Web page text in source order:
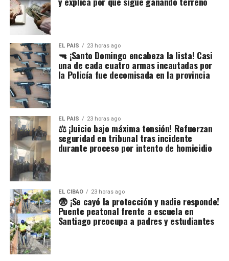
EL PAIS 23 horas ago
🔫 ¡Santo Domingo encabeza la lista! Casi
una de cada cuatro armas incautadas por
la Policía fue decomisada en la provincia
EL PAIS 23 horas ago
⚖️ ¡Juicio bajo máxima tensión! Refuerzan
seguridad en tribunal tras incidente
durante proceso por intento de homicidio
EL CIBAO 23 horas ago
😨 ¡Se cayó la protección y nadie responde!
Puente peatonal frente a escuela en
Santiago preocupa a padres y estudiantes